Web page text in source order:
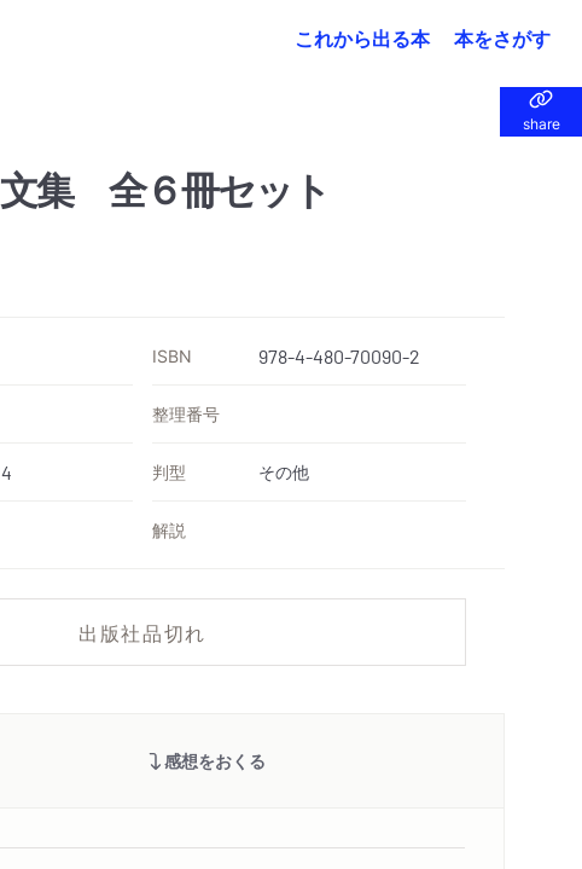
これから出る本 本をさがす
share
share
集 全６冊セット
ISBN 978-4-480-70090-2
整理番号
判型 その他
解説
出版社品切れ
感想をおくる